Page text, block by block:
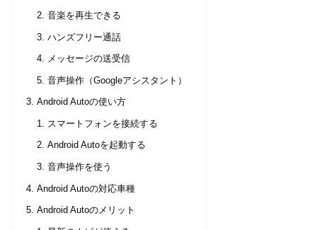
音楽を再生できる
ハンズフリー通話
メッセージの送受信
音声操作（Googleアシスタント）
Android Autoの使い方
スマートフォンを接続する
Android Autoを起動する
音声操作を使う
Android Autoの対応車種
Android Autoのメリット